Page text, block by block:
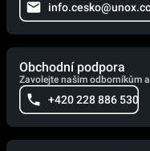
Obchodní podpora
Zavolejte našim odborníkům
+420 228 886 530